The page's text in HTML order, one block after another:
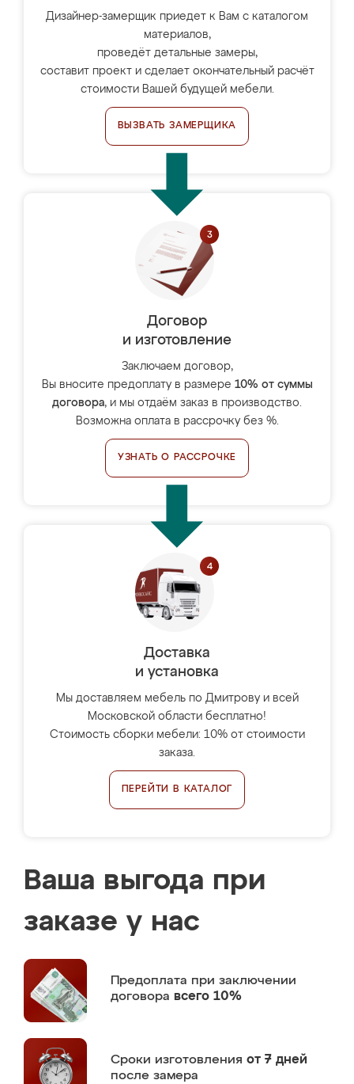
Дизайнер-замерщик приедет к Вам с каталогом
материалов,
проведёт детальные замеры,
составит проект и сделает окончательный расчёт
стоимости Вашей будущей мебели.
ВЫЗВАТЬ ЗАМЕРЩИКА
Договор
и изготовление
Заключаем договор,
Вы вносите предоплату в размере 10% от суммы
договора, и мы отдаём заказ в производство.
Возможна оплата в рассрочку без %.
УЗНАТЬ О РАССРОЧКЕ
Доставка
и установка
Мы доставляем мебель по Дмитрову и всей
Московской области бесплатно!
Стоимость сборки мебели: 10% от стоимости
заказа.
ПЕРЕЙТИ В КАТАЛОГ
Ваша выгода при
заказе у нас
Предоплата при заключении
договора всего 10%
Сроки изготовления от 7 дней
после замера